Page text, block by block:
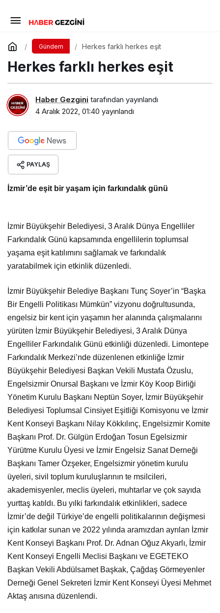
Gündem Herkes farklı herkes eşit
Herkes farklı herkes eşit
Haber Gezgini tarafından yayınlandı
4 Aralık 2022, 01:40 yayınlandı
PAYLAŞ
İzmir’de eşit bir yaşam için farkındalık günü
İzmir Büyükşehir Belediyesi, 3 Aralık Dünya Engelliler
Farkındalık Günü kapsamında engellilerin toplumsal
yaşama eşit katılımını sağlamak ve farkındalık
yaratabilmek için etkinlik düzenledi.
İzmir Büyükşehir Belediye Başkanı Tunç Soyer’in “Başka
Bir Engelli Politikası Mümkün” vizyonu doğrultusunda,
engelsiz bir kent için yaşamın her alanında çalışmalarını
yürüten İzmir Büyükşehir Belediyesi, 3 Aralık Dünya
Engelliler Farkındalık Günü etkinliği düzenledi. Limontepe
Farkındalık Merkezi’nde düzenlenen etkinliğe İzmir
Büyükşehir Belediyesi Başkan Vekili Mustafa Özuslu,
Engelsizmir Onursal Başkanı ve İzmir Köy Koop Birliği
Yönetim Kurulu Başkanı Neptün Soyer, İzmir Büyükşehir
Belediyesi Toplumsal Cinsiyet Eşitliği Komisyonu ve İzmir
Kent Konseyi Başkanı Nilay Kökkılınç, Engelsizmir Komite
Başkanı Prof. Dr. Gülgün Erdoğan Tosun Egelsizmir
Yürütme Kurulu Üyesi ve İzmir Engelsiz Sanat Derneği
Başkanı Tamer Özşeker, Engelsizmir yönetim kurulu
üyeleri, sivil toplum kuruluşlarının te msilcileri,
akademisyenler, meclis üyeleri, muhtarlar ve çok sayıda
yurttaş katıldı. Bu yılki farkındalık etkinlikleri, sadece
İzmir’de değil Türkiye’de engelli politikalarının değişmesi
için katkılar sunan ve 2022 yılında aramızdan ayrılan İzmir
Kent Konseyi Başkanı Prof. Dr. Adnan Oğuz Akyarlı, İzmir
Kent Konseyi Engelli Meclisi Başkanı ve EGETEKO
Başkan Vekili Abdülsamet Başkak, Çağdaş Görmeyenler
Derneği Genel Sekreteri İzmir Kent Konseyi Üyesi Mehmet
Aktaş anısına düzenlendi.